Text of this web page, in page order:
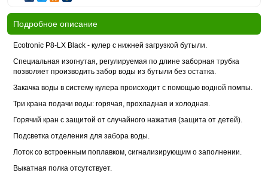
Подробное описание
Ecotronic P8-LX Black - кулер с нижней загрузкой бутыли.
Специальная изогнутая, регулируемая по длине заборная трубка
позволяет производить забор воды из бутыли без остатка.
Закачка воды в систему кулера происходит с помощью водной помпы.
Три крана подачи воды: горячая, прохладная и холодная.
Горячий кран с защитой от случайного нажатия (защита от детей).
Подсветка отделения для забора воды.
Лоток со встроенным поплавком, сигнализирующим о заполнении.
Выкатная полка отсутствует.